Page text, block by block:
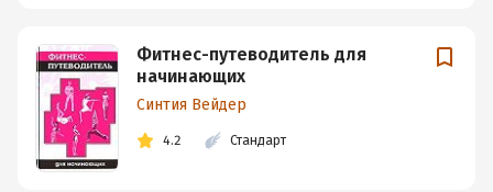
Фитнес-путеводитель для
начинающих
Синтия Вейдер
4.2 Стандарт